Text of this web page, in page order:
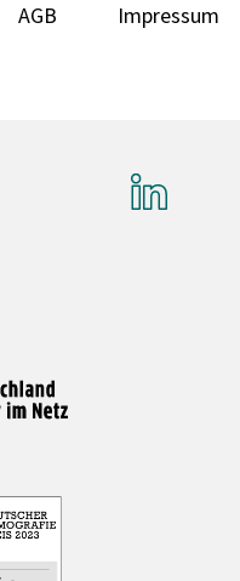
AGB Impressum